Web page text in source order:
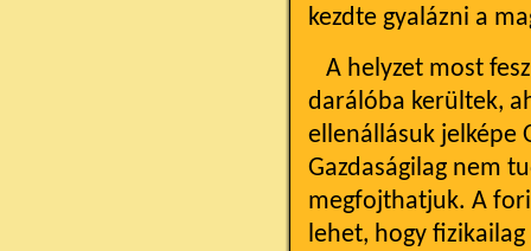
kezdte gyalázni a
A helyzet most
darálóba kerültek,
ellenállásuk jelképe
Gazdaságilag nem
megfojthatjuk. A
lehet, hogy